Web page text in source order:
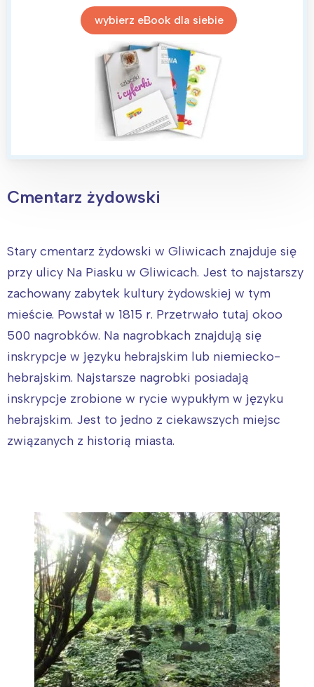
wybierz eBook dla siebie
Cmentarz żydowski
Stary cmentarz żydowski w Gliwicach znajduje się
przy ulicy Na Piasku w Gliwicach. Jest to najstarszy
zachowany zabytek kultury żydowskiej w tym
mieście. Powstał w 1815 r. Przetrwało tutaj okoo
500 nagrobków. Na nagrobkach znajdują się
inskrypcje w języku hebrajskim lub niemiecko-
hebrajskim. Najstarsze nagrobki posiadają
inskrypcje zrobione w rycie wypukłym w języku
hebrajskim. Jest to jedno z ciekawszych miejsc
związanych z historią miasta.